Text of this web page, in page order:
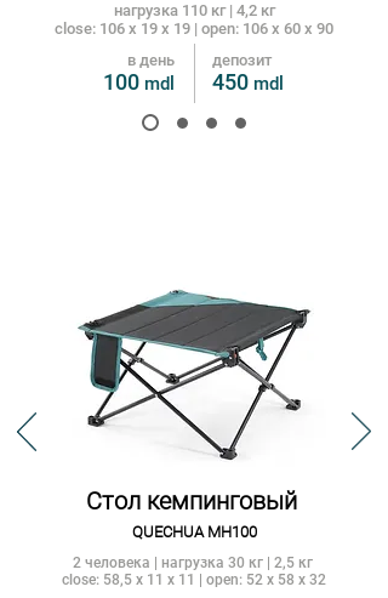
нагрузка 110 кг | 4,2 кг
close: 106 x 19 x 19 | open: 106 x 60 x 90
в день
100 mdl
депозит
450 mdl
Стол кемпинговый
QUECHUA MH100
2 человека | нагрузка 30 кг | 2,5 кг
close: 58,5 x 11 x 11 | open: 52 x 58 x 32